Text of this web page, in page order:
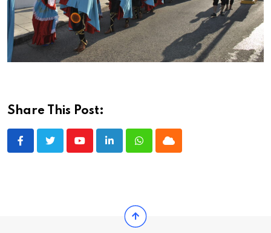
Share This Post:
YoutubeLinkedInWhatsappCloud